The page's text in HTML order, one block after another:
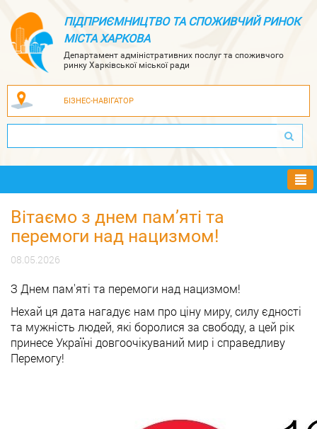
ПІДПРИЄМНИЦТВО ТА СПОЖИВЧИЙ РИНОК
МІСТА ХАРКОВА
Департамент адміністративних послуг та споживчого
ринку Харківської міської ради
БІЗНЕС-НАВІГАТОР
Вітаємо з днем пам’яті та
перемоги над нацизмом!
08.05.2026
З Днем пам'яті та перемоги над нацизмом!
Нехай ця дата нагадує нам про ціну миру, силу єдності
та мужність людей, які боролися за свободу, а цей рік
принесе Україні довгоочікуваний мир і справедливу
Перемогу!